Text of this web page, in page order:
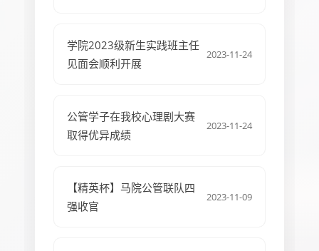
学院2023级新生实践班主任
见面会顺利开展
2023-11-24
公管学子在我校心理剧大赛
取得优异成绩
2023-11-24
【精英杯】马院公管联队四
强收官
2023-11-09